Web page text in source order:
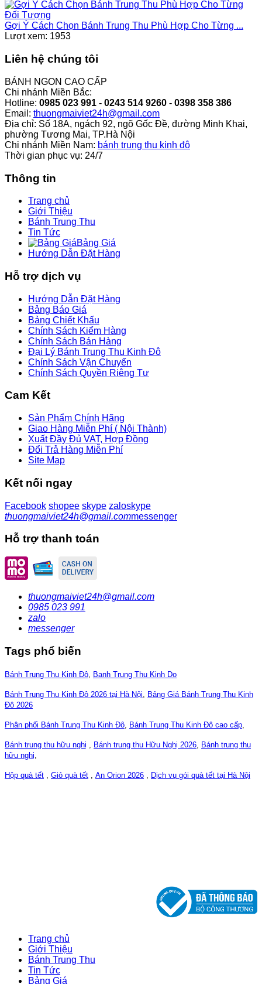
Gợi Ý Cách Chọn Bánh Trung Thu Phù Hợp Cho Từng ...
Lượt xem: 1953
Liên hệ chúng tôi
BÁNH NGON CAO CẤP
Chi nhánh Miền Bắc:
Hotline: 0985 023 991 - 0243 514 9260 - 0398 358 386
Email: thuongmaiviet24h@gmail.com
Địa chỉ: Số 18A, ngách 92, ngõ Gốc Đề, đường Minh Khai,
phường Tương Mai, TP.Hà Nội
Chi nhánh Miền Nam: bánh trung thu kinh đô
Thời gian phục vụ: 24/7
Thông tin
Trang chủ
Giới Thiệu
Bánh Trung Thu
Tin Tức
Bảng Giá
Hướng Dẫn Đặt Hàng
Hỗ trợ dịch vụ
Hướng Dẫn Đặt Hàng
Bảng Báo Giá
Bảng Chiết Khấu
Chính Sách Kiểm Hàng
Chính Sách Bán Hàng
Đại Lý Bánh Trung Thu Kinh Đô
Chính Sách Vận Chuyển
Chính Sách Quyền Riêng Tư
Cam Kết
Sản Phẩm Chính Hãng
Giao Hàng Miễn Phí ( Nội Thành)
Xuất Đầy Đủ VAT, Hợp Đồng
Đổi Trả Hàng Miễn Phí
Site Map
Kết nối ngay
Facebook shopee skype zaloskype
thuongmaiviet24h@gmail.commessenger
Hỗ trợ thanh toán
thuongmaiviet24h@gmail.com
0985 023 991
zalo
messenger
Tags phổ biến
Bánh Trung Thu Kinh Đô Banh Trung Thu Kinh Do
Bánh Trung Thu Kinh Đô 2026 tại Hà Nội
Bảng Giá Bánh Trung Thu Kinh
Đô 2026
Phân phối Bánh Trung Thu Kinh Đô Bánh Trung Thu Kinh Đô cao cấp
Bánh trung thu hữu nghị Bánh trung thu Hữu Nghị 2026 Bánh trung thu
hữu nghị
Hộp quà tết Giỏ quà tết An Orion 2026 Dịch vụ gói quà tết tại Hà Nội
Trang chủ
Giới Thiệu
Bánh Trung Thu
Tin Tức
Bảng Giá